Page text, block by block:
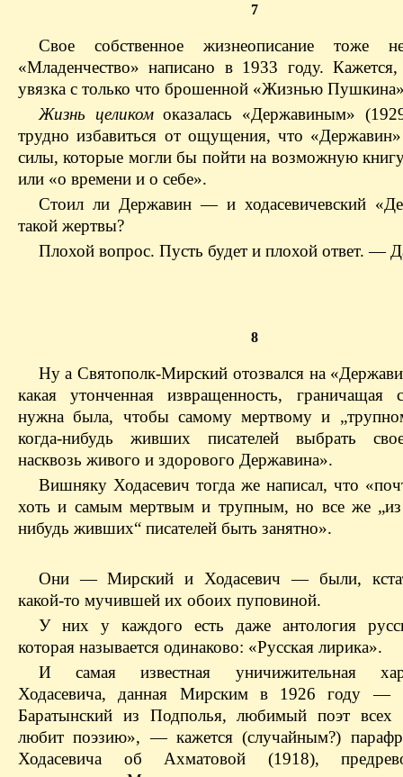
7
Свое собственное жизнеописание тоже
«Младенчество» написано в 1933 году.
увязка с только что брошенной «Жизнью
Жизнь целикомоказалась «Державиным»
трудно избавиться от ощущения, что «Державин»
силы, которые могли бы пойти на возможную
или «о времени и о себе».
Стоил ли Державин — и ходасевичевский
такой жертвы?
Плохой вопрос. Пусть будет и плохой ответ. —
8
Ну а Святополк-Мирский отозвался на
какая утонченная извращенность, граничащая
нужна была, чтобы самому мертвому и
когда-нибудь живших писателей выбрать
насквозь живого и здорового Державина».
Вишняку Ходасевич тогда же написал, что
хоть и самым мертвым и трупным, но все же „из
нибудь живших“ писателей быть занятно».
Они — Мирский и Ходасевич — были,
какой-то мучившей их обоих пуповиной.
У них у каждого есть даже антология
которая называется одинаково: «Русская лирика».
И самая известная уничижительная
Ходасевича, данная Мирским в 1926 году —
Баратынский из Подполья, любимый поэт всех
любит поэзию», — кажется (случайным?)
Ходасевича об Ахматовой (1918),